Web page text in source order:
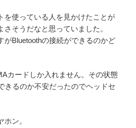
を使っている人を見かけたことが
そうだなと思っていました。
がBluetoothの接続ができるのかど
カードしか入れません。その状態
きるのか不安だったのでヘッドセ
ン。